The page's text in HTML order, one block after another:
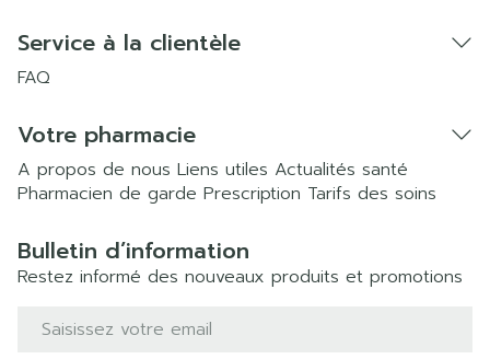
Service à la clientèle
FAQ
Votre pharmacie
A propos de nous Liens utiles Actualités santé
Pharmacien de garde Prescription Tarifs des soins
Bulletin d’information
Restez informé des nouveaux produits et promotions
Adresse mail